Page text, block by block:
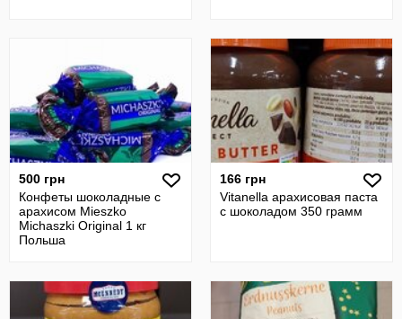
500 грн
Конфеты шоколадные с
арахисом Mieszko
Michaszki Original 1 кг
Польша
166 грн
Vitanella арахисовая паста
с шоколадом 350 грамм